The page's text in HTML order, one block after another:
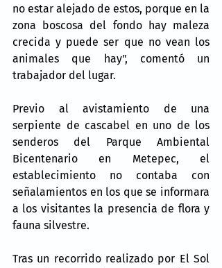
no estar alejado de estos, porque en la
zona boscosa del fondo hay maleza
crecida y puede ser que no vean los
animales que hay", comentó un
trabajador del lugar.
Previo al avistamiento de una
serpiente de cascabel en uno de los
senderos del Parque Ambiental
Bicentenario en Metepec, el
establecimiento no contaba con
señalamientos en los que se informara
a los visitantes la presencia de flora y
fauna silvestre.
Tras un recorrido realizado por El Sol